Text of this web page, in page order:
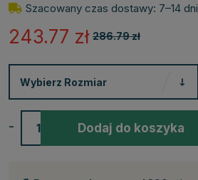
Szacowany czas dostawy: 7–14 dni
286.79zł
243.77 zł
Wybierz Rozmiar
- Dodaj do koszyka